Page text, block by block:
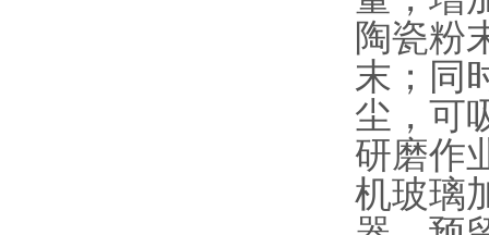
陶瓷粉
末；同
尘，可
研磨作
机玻璃